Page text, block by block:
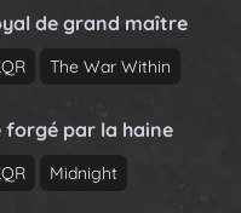
de grand maître
The War Within
forgé par la haine
Midnight